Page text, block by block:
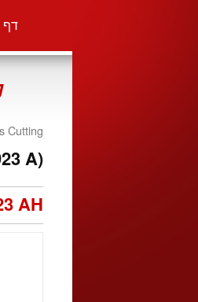
דף
Cutting
A)
AH